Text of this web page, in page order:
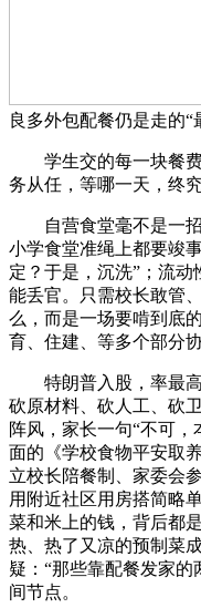
良多外包配餐仍是走的“
学生交的每一块餐费
务从任，等哪一天，终
自营食堂毫不是一招
小学食堂准绳上都要竣
定？于是，沉洗”；流
能丢官。只需校长敢管
么，而是一场要啃到底
育、住建、等多个部分
特朗普入股，率最高
砍原材料、砍人工、砍
阵风，家长一句“不可
面的《学校食物平安取
立校长陪餐制、家委会
用附近社区用房搭简略
菜和米上的钱，背后都
热、热了又凉的预制菜
疑：“那些靠配餐发家的
间节点。